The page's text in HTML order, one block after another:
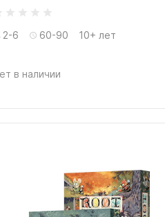
2-6 60-90 10+ лет
в наличии